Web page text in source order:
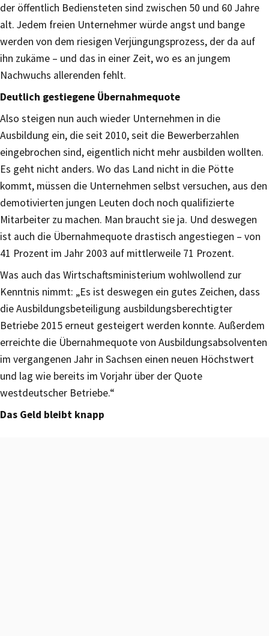
der öffentlich Bediensteten sind zwischen 50 und 60 Jahre
alt. Jedem freien Unternehmer würde angst und bange
werden von dem riesigen Verjüngungsprozess, der da auf
ihn zukäme – und das in einer Zeit, wo es an jungem
Nachwuchs allerenden fehlt.
Deutlich gestiegene Übernahmequote
Also steigen nun auch wieder Unternehmen in die
Ausbildung ein, die seit 2010, seit die Bewerberzahlen
eingebrochen sind, eigentlich nicht mehr ausbilden wollten.
Es geht nicht anders. Wo das Land nicht in die Pötte
kommt, müssen die Unternehmen selbst versuchen, aus den
demotivierten jungen Leuten doch noch qualifizierte
Mitarbeiter zu machen. Man braucht sie ja. Und deswegen
ist auch die Übernahmequote drastisch angestiegen – von
41 Prozent im Jahr 2003 auf mittlerweile 71 Prozent.
Was auch das Wirtschaftsministerium wohlwollend zur
Kenntnis nimmt: „Es ist deswegen ein gutes Zeichen, dass
die Ausbildungsbeteiligung ausbildungsberechtigter
Betriebe 2015 erneut gesteigert werden konnte. Außerdem
erreichte die Übernahmequote von Ausbildungsabsolventen
im vergangenen Jahr in Sachsen einen neuen Höchstwert
und lag wie bereits im Vorjahr über der Quote
westdeutscher Betriebe.“
Das Geld bleibt knapp